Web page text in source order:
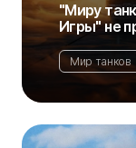
"Миру
Игры" не
Мир танков